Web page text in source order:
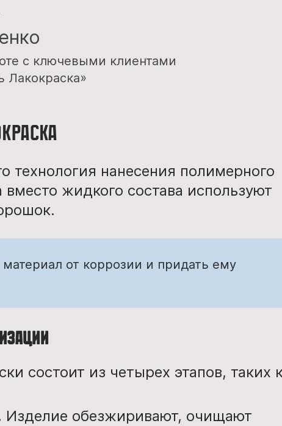
с ключевыми клиентами
Лакокраска»
технология нанесения полимерного
жидкого состава используют
от коррозии и придать ему
состоит из четырех этапов, таких
Изделие обезжиривают, очищают